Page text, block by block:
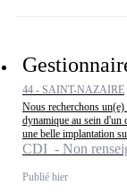
44 - SAINT-NAZAIRE
Nous recherchons
dynamique au sein d'un
une belle implantation
CDI - Non
Publié hier